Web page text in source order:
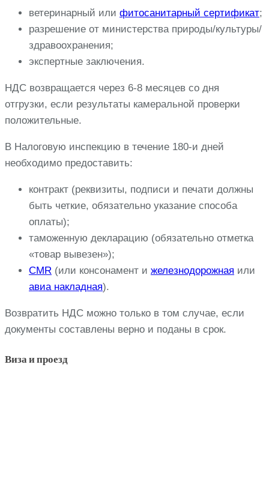
ветеринарный или фитосанитарный сертификат;
разрешение от министерства природы/культуры/
здравоохранения;
экспертные заключения.
НДС возвращается через 6-8 месяцев со дня
отгрузки, если результаты камеральной проверки
положительные.
В Налоговую инспекцию в течение 180-и дней
необходимо предоставить:
контракт (реквизиты, подписи и печати должны
быть четкие, обязательно указание способа
оплаты);
таможенную декларацию (обязательно отметка
«товар вывезен»);
СMR (или консонамент и железнодорожная или
авиа накладная).
Возвратить НДС можно только в том случае, если
документы составлены верно и поданы в срок.
Виза и проезд